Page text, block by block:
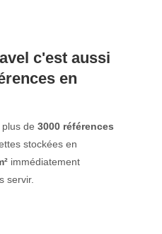
c'est aussi
en
plus de3000 références
stockées en
immédiatement
servir.